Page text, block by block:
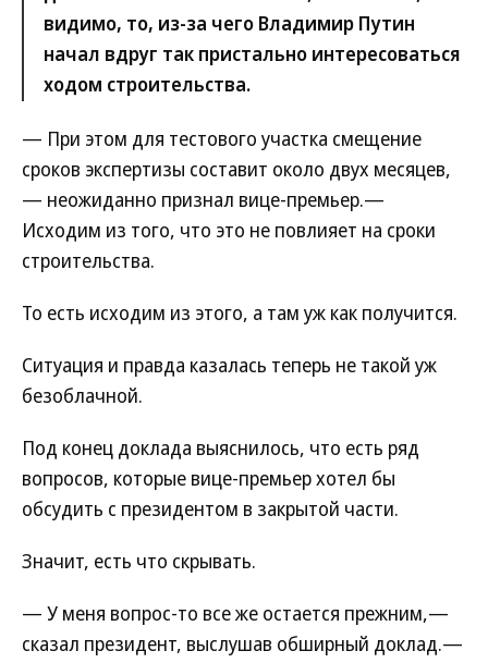
видимо, то, из-за чего Владимир Путин
начал вдруг так пристально интересоваться
ходом строительства.
— При этом для тестового участка смещение
сроков экспертизы составит около двух месяцев,
— неожиданно признал вице-премьер.—
Исходим из того, что это не повлияет на сроки
строительства.
То есть исходим из этого, а там уж как получится.
Ситуация и правда казалась теперь не такой уж
безоблачной.
Под конец доклада выяснилось, что есть ряд
вопросов, которые вице-премьер хотел бы
обсудить с президентом в закрытой части.
Значит, есть что скрывать.
— У меня вопрос-то все же остается прежним,—
сказал президент, выслушав обширный доклад.—